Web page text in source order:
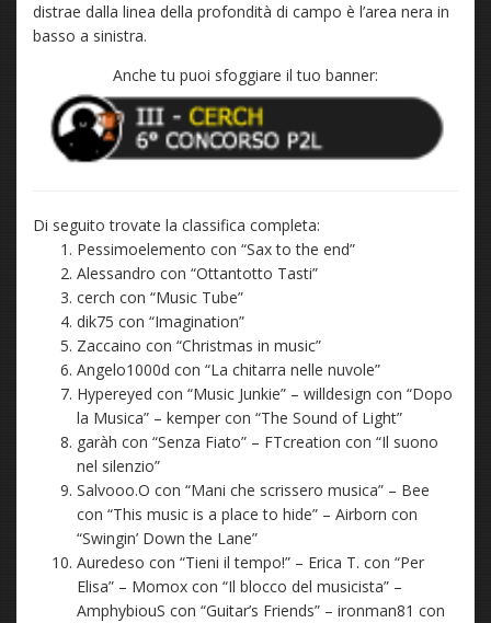
distrae dalla linea della profondità di campo è l’area nera in
basso a sinistra.
Anche tu puoi sfoggiare il tuo banner:
Di seguito trovate la classifica completa:
Pessimoelemento con “Sax to the end”
Alessandro con “Ottantotto Tasti”
cerch con “Music Tube”
dik75 con “Imagination”
Zaccaino con “Christmas in music”
Angelo1000d con “La chitarra nelle nuvole”
Hypereyed con “Music Junkie” – willdesign con “Dopo
la Musica” – kemper con “The Sound of Light”
garàh con “Senza Fiato” – FTcreation con “Il suono
nel silenzio”
Salvooo.O con “Mani che scrissero musica” – Bee
con “This music is a place to hide” – Airborn con
“Swingin’ Down the Lane”
Auredeso con “Tieni il tempo!” – Erica T. con “Per
Elisa” – Momox con “Il blocco del musicista” –
AmphybiouS con “Guitar’s Friends” – ironman81 con